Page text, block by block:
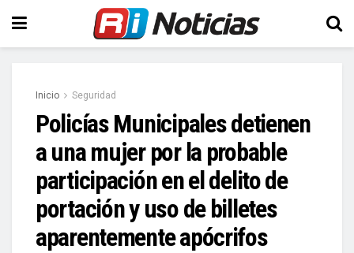
Inicio Seguridad
Policías Municipales detienen
a una mujer por la probable
participación en el delito de
portación y uso de billetes
aparentemente apócrifos